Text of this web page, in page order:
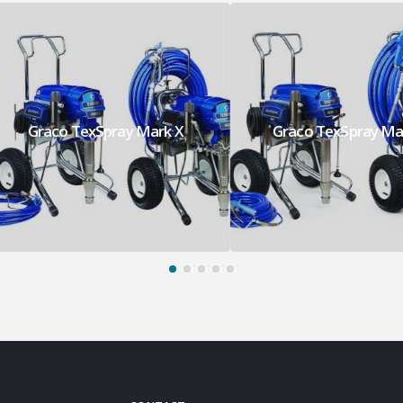
Graco TexSpray Mark X Graco TexSpray Mark